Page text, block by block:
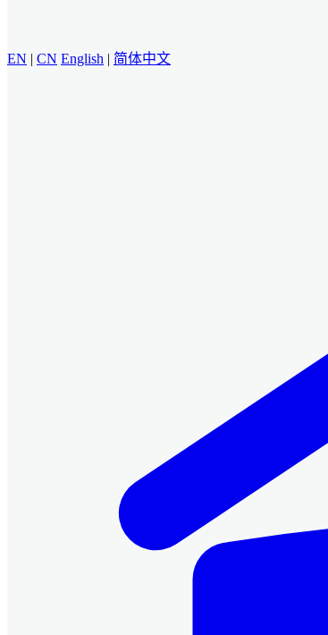
EN | CN English | 简体中文